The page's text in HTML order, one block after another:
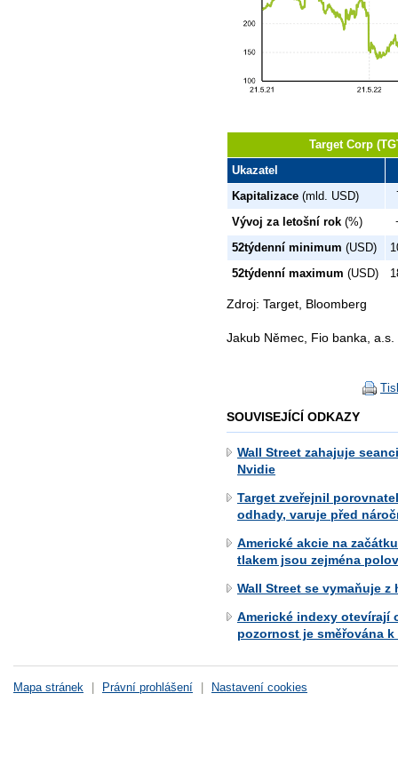
Target Corp
Ukazatel
Kapitalizace (mld. USD)
Vývoj za letošní rok (%)
52týdenní minimum (USD)
52týdenní maximum (USD)
Zdroj: Target, Bloomberg
Jakub Němec, Fio banka, a.s.
SOUVISEJÍCÍ ODKAZY
Wall Street zahajuje
Nvidie
Target zveřejnil
odhady, varuje před
Americké akcie na
tlakem jsou zejména
Wall Street se vymaňuje
Americké indexy otevírají
pozornost je směřována k
Mapa stránek | Právní prohlášení | Nastavení cookies